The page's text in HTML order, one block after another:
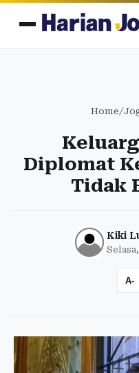
Home/
Diplomat
Tidak
Kiki
A-